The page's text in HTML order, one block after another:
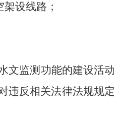
设线路；
文监测功能的建设活
违反相关法律法规规定